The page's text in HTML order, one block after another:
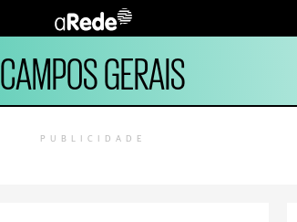
CAMPOS GERAIS
PUBLICIDADE